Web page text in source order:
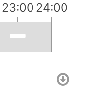
23:00 24:00